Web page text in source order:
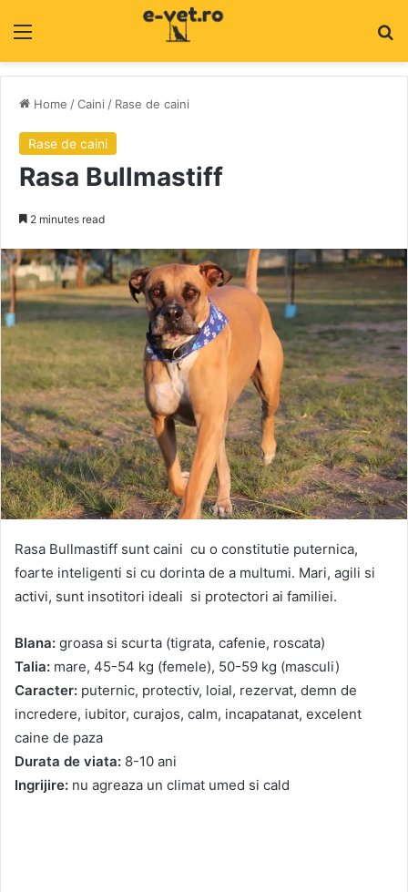
Home /Caini / Rase de caini
Rase de caini
Rasa Bullmastiff
2 minutes read
Rasa Bullmastiff sunt caini cu o constitutie puternica,
foarte inteligenti si cu dorinta de a multumi. Mari, agili si
activi, sunt insotitori ideali si protectori ai familiei.
Blana: groasa si scurta (tigrata, cafenie, roscata)
Talia: mare, 45-54 kg (femele), 50-59 kg (masculi)
Caracter: puternic, protectiv, loial, rezervat, demn de
incredere, iubitor, curajos, calm, incapatanat, excelent
caine de paza
Durata de viata: 8-10 ani
Ingrijire: nu agreaza un climat umed si cald